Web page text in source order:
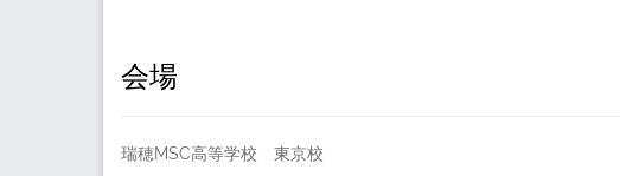
会場
瑞穂MSC高等学校 東京校